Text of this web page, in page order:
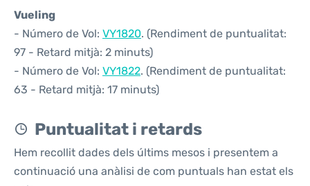
Vueling
- Número de Vol: VY1820. (Rendiment de puntualitat:
97 - Retard mitjà: 2 minuts)
- Número de Vol: VY1822. (Rendiment de puntualitat:
63 - Retard mitjà: 17 minuts)
Puntualitat i retards
Hem recollit dades dels últims mesos i presentem a
continuació una anàlisi de com puntuals han estat els